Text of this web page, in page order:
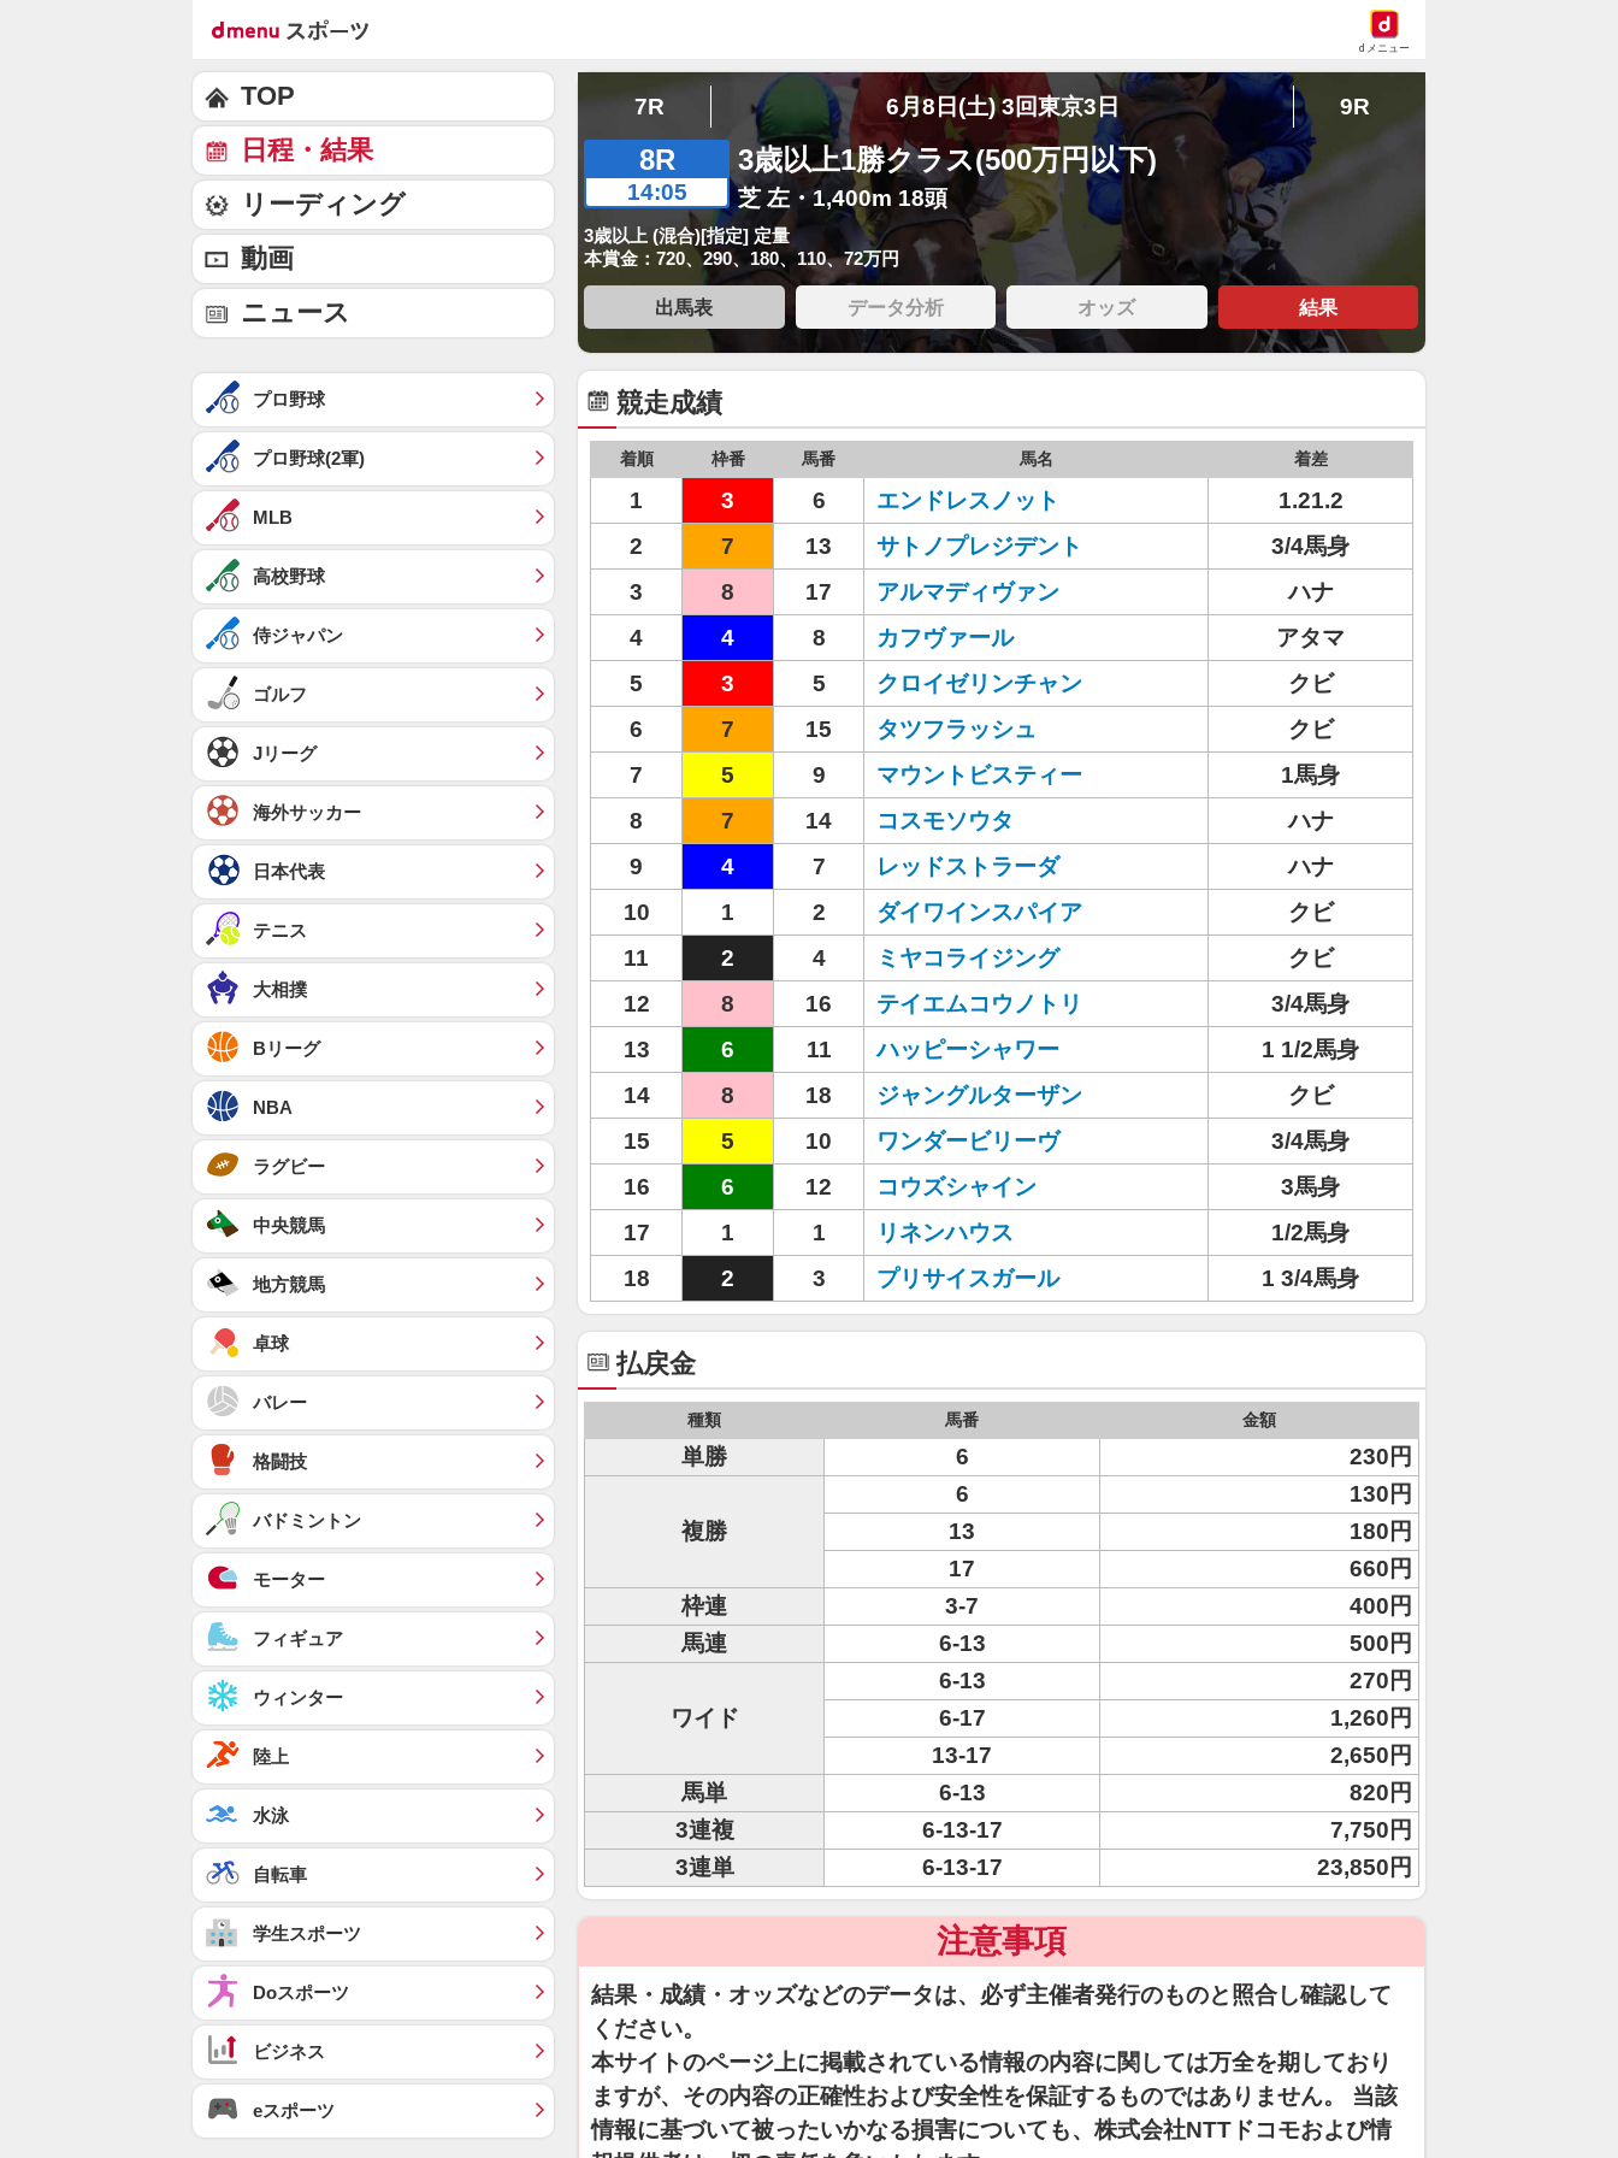
dメニュー
7R 6月8日(土) 3回東京3日 9R
8R
14:05
3歳以上1勝クラス(500万円以下)
芝 左・1,400m 18頭
3歳以上 (混合)[指定] 定量
本賞金：720、290、180、110、72万円
出馬表 データ分析 オッズ 結果
競走成績
着順 枠番 馬番 馬名 着差
1 3 6 エンドレスノット
1.21.2
2
7 13 サトノプレジデント
3/4馬身
3
8 17 アルマディヴァン
ハナ
4
4 8 カフヴァール
アタマ
5
3 5 クロイゼリンチャン
クビ
6
7 15 タツフラッシュ
クビ
7
5 9 マウントビスティー
1馬身
8
7 14 コスモソウタ
ハナ
9
4 7 レッドストラーダ
ハナ
10
1 2 ダイワインスパイア
クビ
11
2 4 ミヤコライジング
クビ
12
8 16 テイエムコウノトリ
3/4馬身
13
6 11 ハッピーシャワー
1 1/2馬身
14
8 18 ジャングルターザン
クビ
15
5 10 ワンダービリーヴ
3/4馬身
16
6 12 コウズシャイン
3馬身
17
1 1 リネンハウス
1/2馬身
18
2 3 プリサイスガール 1 3/4馬身
払戻金
種類 馬番 金額
単勝 6 230円
複勝
6
130円
13
180円
17
660円
枠連
3-7
400円
馬連
6-13 500円
ワイド
6-13
270円
6-17
1,260円
13-17
2,650円
馬単
6-13
820円
3連複
6-13-17
7,750円
3連単
6-13-17 23,850円
注意事項
結果・成績・オッズなどのデータは、必ず主催者発行のものと照合し確認して
ください。
本サイトのページ上に掲載されている情報の内容に関しては万全を期しており
ますが、その内容の正確性および安全性を保証するものではありません。 当該
情報に基づいて被ったいかなる損害についても、株式会社NTTドコモおよび情
TOP
日程・結果
リーディング
動画
ニュース
プロ野球
プロ野球(2軍)
MLB
高校野球
侍ジャパン
ゴルフ
Jリーグ
海外サッカー
日本代表
テニス
大相撲
Bリーグ
NBA
ラグビー
中央競馬
地方競馬
卓球
バレー
格闘技
バドミントン
モーター
フィギュア
ウィンター
陸上
水泳
自転車
学生スポーツ
Doスポーツ
ビジネス
eスポーツ